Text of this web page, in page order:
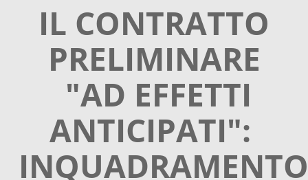
IL CONTRATTO
PRELIMINARE
"AD EFFETTI
ANTICIPATI":
INQUADRAMENTO